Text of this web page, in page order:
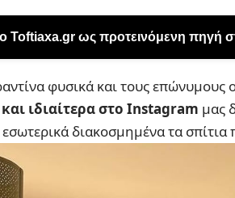
Toftiaxa.gr ως προτεινόμενη πηγή
φυσικά και τους επώνυμους
ιδιαίτερα στο Instagram μας
διακοσμημένα τα σπίτια